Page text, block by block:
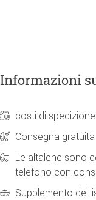
Informazioni
costi di
Consegna
Le altalene sono
telefono con
Supplemento